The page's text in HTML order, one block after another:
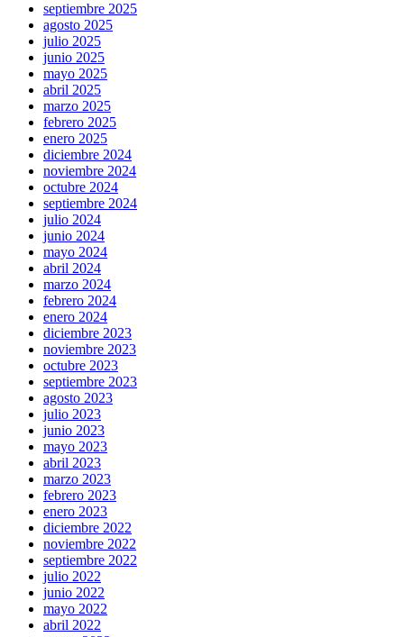
septiembre 2025
agosto 2025
julio 2025
junio 2025
mayo 2025
abril 2025
marzo 2025
febrero 2025
enero 2025
diciembre 2024
noviembre 2024
octubre 2024
septiembre 2024
julio 2024
junio 2024
mayo 2024
abril 2024
marzo 2024
febrero 2024
enero 2024
diciembre 2023
noviembre 2023
octubre 2023
septiembre 2023
agosto 2023
julio 2023
junio 2023
mayo 2023
abril 2023
marzo 2023
febrero 2023
enero 2023
diciembre 2022
noviembre 2022
septiembre 2022
julio 2022
junio 2022
mayo 2022
abril 2022